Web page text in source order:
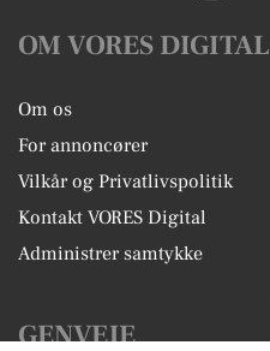
OM VORES DIGITAL
Om os
For annoncører
Vilkår og Privatlivspolitik
Kontakt VORES Digital
Administrer samtykke
GENVEJE